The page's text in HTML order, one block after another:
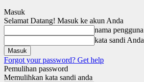
Masuk
Selamat Datang! Masuk ke akun Anda
nama pengguna
kata sandi Anda
Forgot your password? Get help
Pemulihan password
Memulihkan kata sandi anda